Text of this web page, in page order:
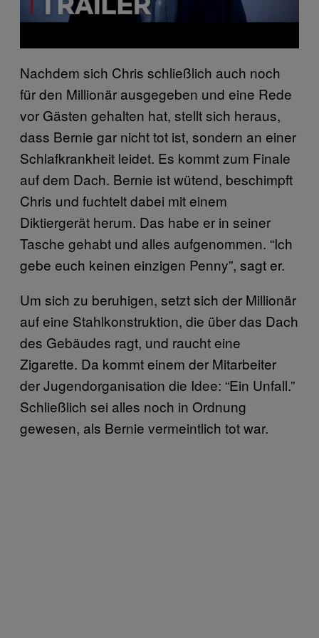
Nachdem sich Chris schließlich auch noch
für den Millionär ausgegeben und eine Rede
vor Gästen gehalten hat, stellt sich heraus,
dass Bernie gar nicht tot ist, sondern an einer
Schlafkrankheit leidet. Es kommt zum Finale
auf dem Dach. Bernie ist wütend, beschimpft
Chris und fuchtelt dabei mit einem
Diktiergerät herum. Das habe er in seiner
Tasche gehabt und alles aufgenommen. “Ich
gebe euch keinen einzigen Penny”, sagt er.
Um sich zu beruhigen, setzt sich der Millionär
auf eine Stahlkonstruktion, die über das Dach
des Gebäudes ragt, und raucht eine
Zigarette. Da kommt einem der Mitarbeiter
der Jugendorganisation die Idee: “Ein Unfall.”
Schließlich sei alles noch in Ordnung
gewesen, als Bernie vermeintlich tot war.